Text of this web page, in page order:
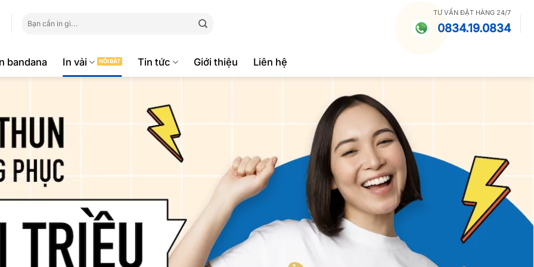
kiếm:
TƯ VẤN ĐẶT HÀNG 24/7
0834.19.0834
bandana In vải Tin tức Giới thiệu Liên hệ